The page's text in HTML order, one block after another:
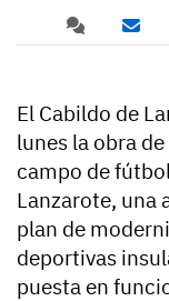
El Cabildo de
lunes la obra
campo de
Lanzarote, una
plan de
deportivas
puesta en